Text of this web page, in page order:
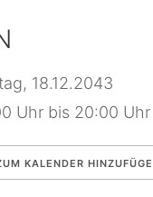
18.12.2043
Uhr bis 20:00 Uhr
KALENDER